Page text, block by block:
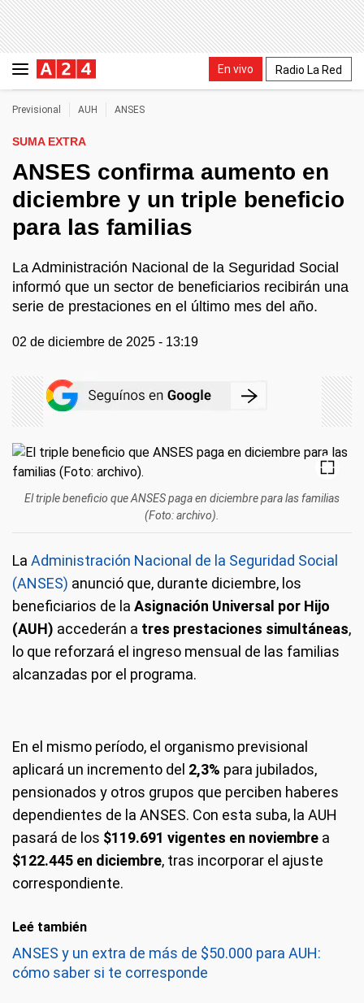
En vivo Radio La Red
Previsional AUH ANSES
SUMA EXTRA
ANSES confirma aumento en
diciembre y un triple beneficio
para las familias
La Administración Nacional de la Seguridad Social
informó que un sector de beneficiarios recibirán una
serie de prestaciones en el último mes del año.
02 de diciembre de 2025 - 13:19
El triple beneficio que ANSES paga en diciembre para las familias
(Foto: archivo).
La Administración Nacional de la Seguridad Social
(ANSES) anunció que, durante diciembre, los
beneficiarios de la Asignación Universal por Hijo
(AUH) accederán a tres prestaciones simultáneas,
lo que reforzará el ingreso mensual de las familias
alcanzadas por el programa.
En el mismo período, el organismo previsional
aplicará un incremento del 2,3% para jubilados,
pensionados y otros grupos que perciben haberes
dependientes de la ANSES. Con esta suba, la AUH
pasará de los $119.691 vigentes en noviembre a
$122.445 en diciembre, tras incorporar el ajuste
correspondiente.
Leé también
ANSES y un extra de más de $50.000 para AUH:
cómo saber si te corresponde